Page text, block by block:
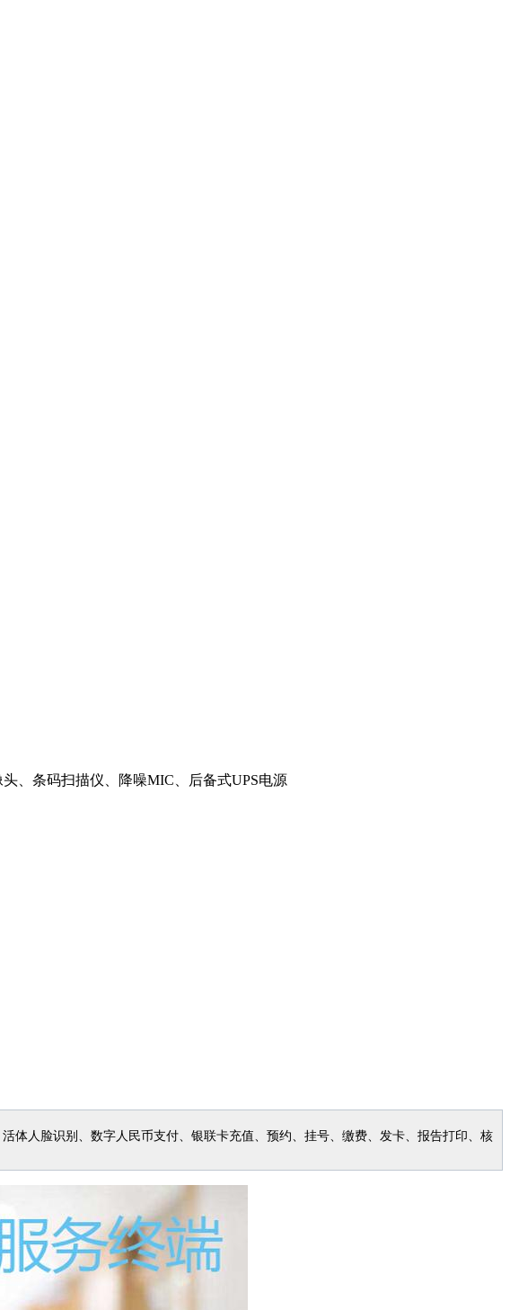
、条码扫描仪、降噪MIC、后备式UPS电源
人脸识别、数字人民币支付、银联卡充值、预约、挂号、缴费、发卡、报告打印、核